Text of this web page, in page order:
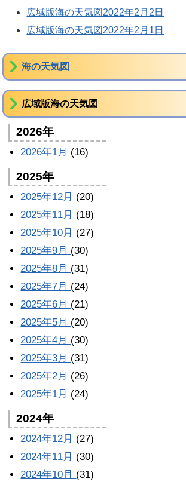
広域版海の天気図2022年2月2日
広域版海の天気図2022年2月1日
海の天気図
広域版海の天気図
2026年
2026年1月 (16)
2025年
2025年12月 (20)
2025年11月 (18)
2025年10月 (27)
2025年9月 (30)
2025年8月 (31)
2025年7月 (24)
2025年6月 (21)
2025年5月 (20)
2025年4月 (30)
2025年3月 (31)
2025年2月 (26)
2025年1月 (24)
2024年
2024年12月 (27)
2024年11月 (30)
2024年10月 (31)